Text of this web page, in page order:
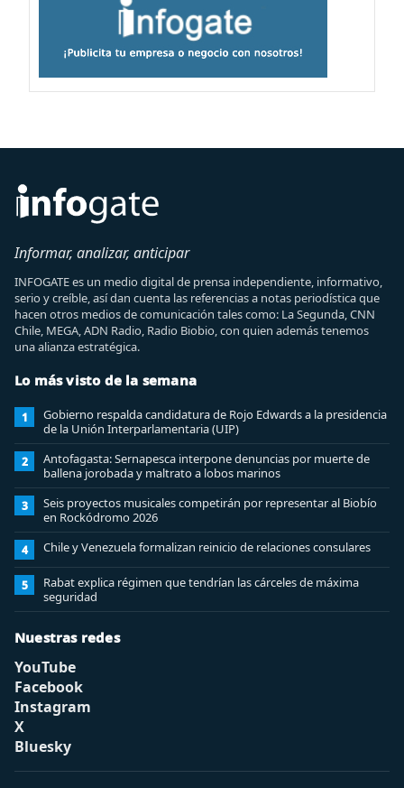
Informar, analizar, anticipar
INFOGATE es un medio digital de prensa independiente, informativo,
serio y creíble, así dan cuenta las referencias a notas periodística que
hacen otros medios de comunicación tales como: La Segunda, CNN
Chile, MEGA, ADN Radio, Radio Biobio, con quien además tenemos
una alianza estratégica.
Lo más visto de la semana
1
Gobierno respalda candidatura de Rojo Edwards a la presidencia
de la Unión Interparlamentaria (UIP)
2
Antofagasta: Sernapesca interpone denuncias por muerte de
ballena jorobada y maltrato a lobos marinos
3
Seis proyectos musicales competirán por representar al Biobío
en Rockódromo 2026
4 Chile y Venezuela formalizan reinicio de relaciones consulares
5
Rabat explica régimen que tendrían las cárceles de máxima
seguridad
Nuestras redes
YouTube
Facebook
Instagram
X
Bluesky